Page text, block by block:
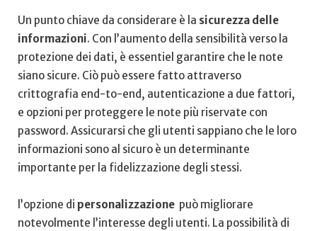
Un punto chiave⁣ da considerare è​ la sicurezza⁤ delle
informazioni. Con l’aumento della sensibilità‌ verso la
protezione ⁤dei ⁢dati,​ è essentiel ⁣garantire che le note
siano sicure. Ciò può essere fatto attraverso
crittografia ‌end-to-end, autenticazione ⁣a due fattori,
e opzioni per proteggere​ le ⁤note più riservate con‍
password. Assicurarsi che⁣ gli utenti sappiano che le‍ loro
‍informazioni⁤ sono al⁣ sicuro è un determinante
importante per la fidelizzazione ‌degli stessi.
l’opzione di personalizzazione ⁤ può migliorare
notevolmente‌ l’interesse degli⁤ utenti. ​La‍ possibilità di